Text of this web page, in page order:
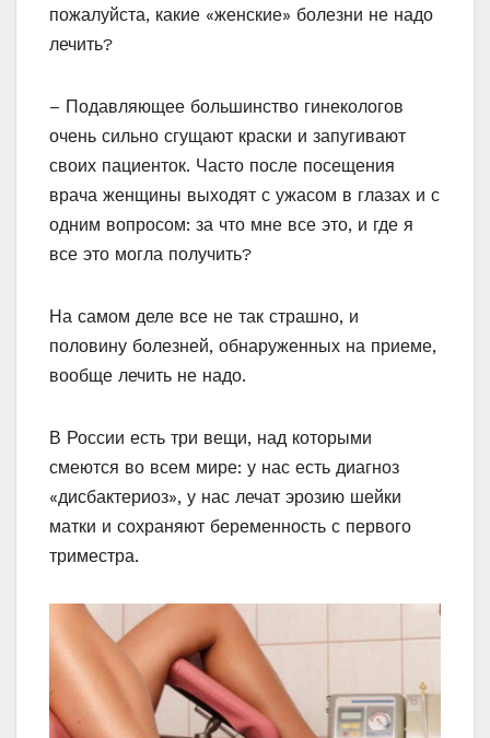
пожалуйста, какие «женские» болезни не надо
лечить?
– Подавляющее большинство гинекологов
очень сильно сгущают краски и запугивают
своих пациенток. Часто после посещения
врача женщины выходят с ужасом в глазах и с
одним вопросом: за что мне все это, и где я
все это могла получить?
На самом деле все не так страшно, и
половину болезней, обнаруженных на приеме,
вообще лечить не надо.
В России есть три вещи, над которыми
смеются во всем мире: у нас есть диагноз
«дисбактериоз», у нас лечат эрозию шейки
матки и сохраняют беременность с первого
триместра.